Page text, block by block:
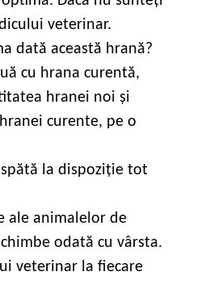
veterinar.
dată această hrană?
cu hrana curentă,
hranei noi și
curente, pe o
la dispoziție tot
ale animalelor de
odată cu vârsta.
veterinar la fiecare